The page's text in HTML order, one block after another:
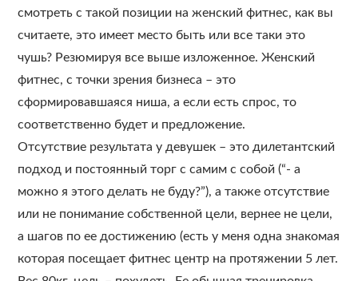
смотреть с такой позиции на женский фитнес, как вы
считаете, это имеет место быть или все таки это
чушь? Резюмируя все выше изложенное. Женский
фитнес, с точки зрения бизнеса – это
сформировавшаяся ниша, а если есть спрос, то
соответственно будет и предложение.
Отсутствие результата у девушек – это дилетантский
подход и постоянный торг с самим с собой (“- а
можно я этого делать не буду?”), а также отсутствие
или не понимание собственной цели, вернее не цели,
а шагов по ее достижению (есть у меня одна знакомая
которая посещает фитнес центр на протяжении 5 лет.